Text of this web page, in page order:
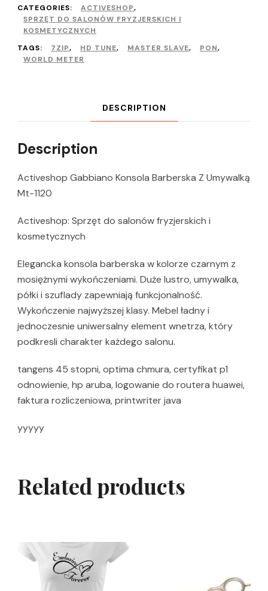
CATEGORIES:
ACTIVESHOP,
SPRZĘT DO SALONÓW FRYZJERSKICH I
KOSMETYCZNYCH
TAGS:
7ZIP, HD TUNE, MASTER SLAVE, PON,
WORLD METER
DESCRIPTION
Description
Activeshop Gabbiano Konsola Barberska Z Umywalką
Mt-1120
Activeshop: Sprzęt do salonów fryzjerskich i
kosmetycznych
Elegancka konsola barberska w kolorze czarnym z
mosiężnymi wykończeniami. Duże lustro, umywalka,
półki i szuflady zapewniają funkcjonalność.
Wykończenie najwyższej klasy. Mebel ładny i
jednoczesnie uniwersalny element wnetrza, który
podkresli charakter każdego salonu.
tangens 45 stopni, optima chmura, certyfikat p1
odnowienie, hp aruba, logowanie do routera huawei,
faktura rozliczeniowa, printwriter java
yyyyy
Related products